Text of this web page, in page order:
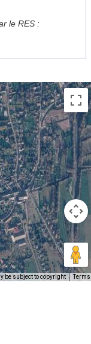
le RES :
be subject to copyright Terms